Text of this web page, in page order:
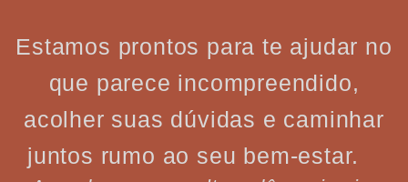
Estamos prontos para te ajudar no
que parece incompreendido,
acolher suas dúvidas e caminhar
juntos rumo ao seu bem-estar.